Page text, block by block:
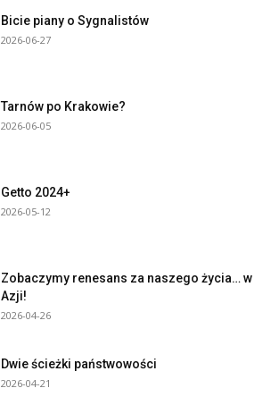
Bicie piany o Sygnalistów
2026-06-27
Tarnów po Krakowie?
2026-06-05
Getto 2024+
2026-05-12
Zobaczymy renesans za naszego życia… w
Azji!
2026-04-26
Dwie ścieżki państwowości
2026-04-21